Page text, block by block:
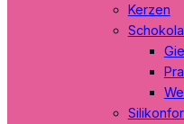
Kerzen